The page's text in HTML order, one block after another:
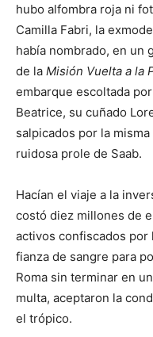
hubo alfombra roja ni
Camilla Fabri, la
había nombrado, en un
de la Misión Vuelta a la
embarque escoltada
Beatrice, su cuñado
salpicados por la
ruidosa prole de Saab.
Hacían el viaje a la
costó diez millones de
activos confiscados
fianza de sangre para
Roma sin terminar en
multa, aceptaron la
el trópico.